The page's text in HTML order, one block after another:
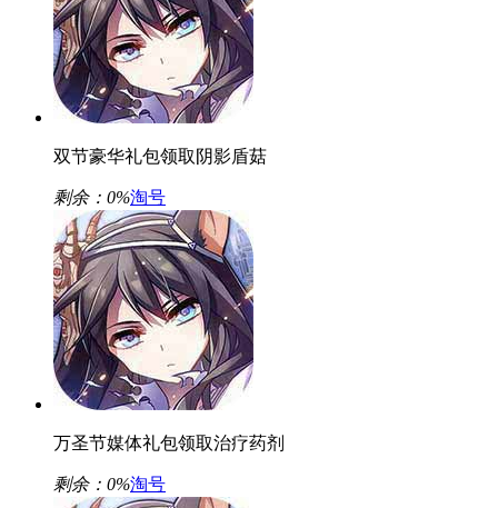
双节豪华礼包领取阴影盾菇
剩余： 0%淘号
万圣节媒体礼包领取治疗药剂
剩余： 0%淘号